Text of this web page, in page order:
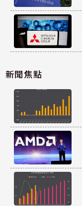
新聞焦點